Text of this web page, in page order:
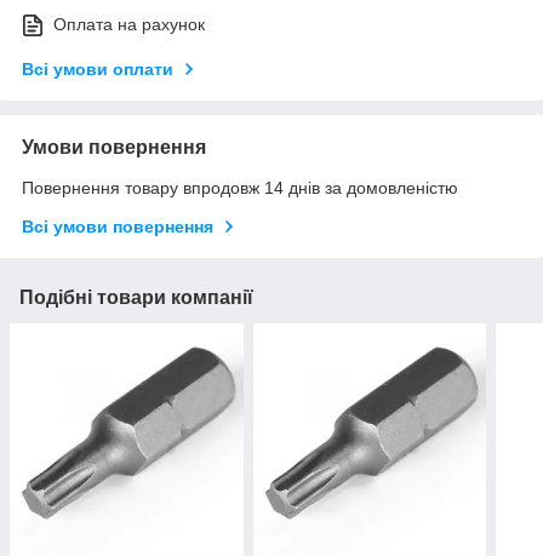
Оплата на рахунок
Всі умови оплати
Умови повернення
Повернення товару впродовж 14 днів за домовленістю
Всі умови повернення
Подібні товари компанії